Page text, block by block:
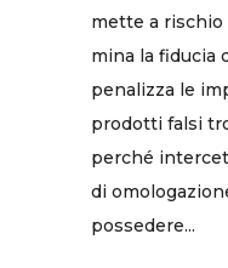
mette a rischio
mina la fiducia
penalizza le
prodotti falsi
perché
di
possedere...